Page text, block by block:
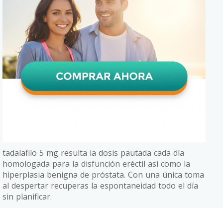
tadalafilo 5 mg resulta la dosis pautada cada día
homologada para la disfunción eréctil así como la
hiperplasia benigna de próstata. Con una única toma
al despertar recuperas la espontaneidad todo el día
sin planificar.